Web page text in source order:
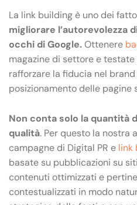
La link building è uno dei
migliorare l’autorevolezza
occhi di Google.Ottenere
magazine di settore e
rafforzare la fiducia nel
posizionamento delle pagine
Non conta solo la quantità
qualità. Per questo la nostra
campagne di Digital PR e link
basate su pubblicazioni su
contenuti ottimizzati e
contestualizzati in modo